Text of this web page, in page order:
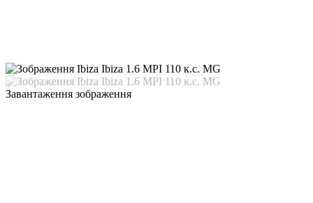
Завантаження зображення